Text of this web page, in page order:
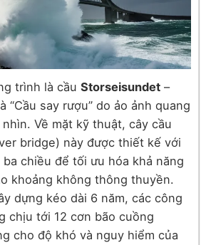
trình là cầu Storseisundet –
“Cầu say rượu” do ảo ảnh quang
Về mặt kỹ thuật, cây cầu
bridge) này được thiết kế với
chiều để tối ưu hóa khả năng
khoảng không thông thuyền.
dựng kéo dài 6 năm, các công
chịu tới 12 cơn bão cuồng
cho độ khó và nguy hiểm của